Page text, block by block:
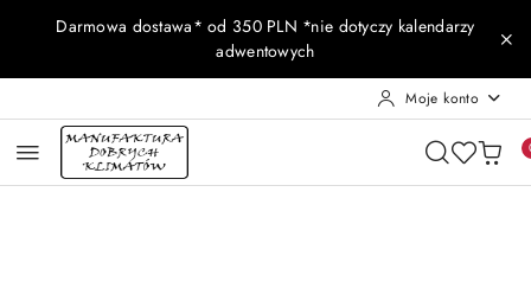
Przejdź do treści głównej
Przejdź do wyszukiwarki
Przejdź do moje konto
Przejdź do menu głównego
Przejdź do opisu produktu
Przejdź do stopki
Darmowa dostawa* od 350 PLN *nie dotyczy kalendarzy
adwentowych
Moje konto